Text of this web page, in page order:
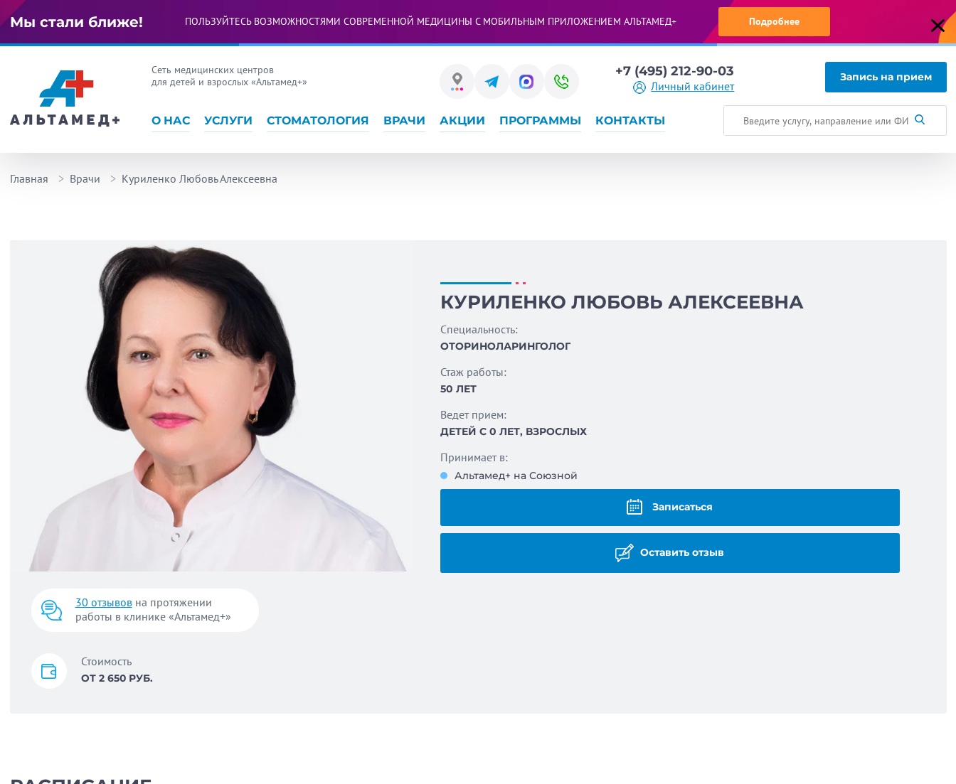
Мы стали ближе! ПОЛЬЗУЙТЕСЬ ВОЗМОЖНОСТЯМИ СОВРЕМЕННОЙ МЕДИЦИНЫ С МОБИЛЬНЫМ ПРИЛОЖЕНИЕМ АЛЬТАМЕД+ Подробнее
Сеть медицинских центров
для детей и взрослых «Альтамед+»
+7 (495) 212-90-03
Личный кабинет
Запись на прием
О НАС УСЛУГИ СТОМАТОЛОГИЯ ВРАЧИ АКЦИИ ПРОГРАММЫ КОНТАКТЫ
Главная Врачи Куриленко Любовь Алексеевна
КУРИЛЕНКО ЛЮБОВЬ АЛЕКСЕЕВНА
Специальность:
ОТОРИНОЛАРИНГОЛОГ
Стаж работы:
50 ЛЕТ
Ведет прием:
ДЕТЕЙ С 0 ЛЕТ, ВЗРОСЛЫХ
Принимает в:
Альтамед+ на Союзной
30 отзывовна протяжении
работы в клинике «Альтамед+»
Стоимость
ОТ 2 650 РУБ.
Записаться
Оставить отзыв